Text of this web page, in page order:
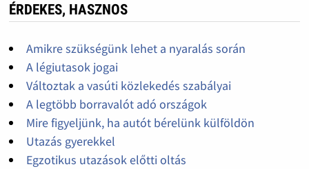
ÉRDEKES, HASZNOS
Amikre szükségünk lehet a nyaralás során
A légiutasok jogai
Változtak a vasúti közlekedés szabályai
A legtöbb borravalót adó országok
Mire figyeljünk, ha autót bérelünk külföldön
Utazás gyerekkel
Egzotikus utazások előtti oltás